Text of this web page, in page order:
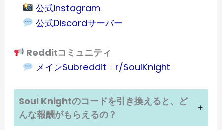
公式Instagram
公式Discordサーバー
Redditコミュニティ
メインSubreddit：r/SoulKnight
Soul Knightのコードを引き換えると、ど
んな報酬がもらえるの？